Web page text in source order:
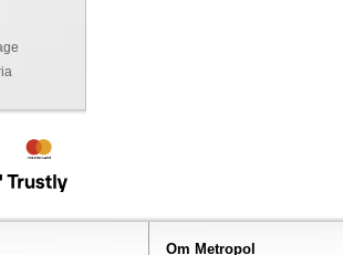
Om Metropol